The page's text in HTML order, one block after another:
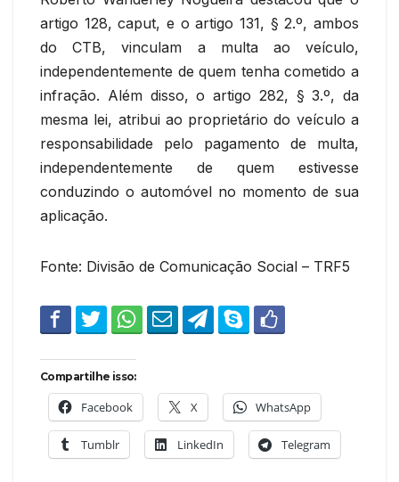
artigo 128, caput, e o artigo 131, § 2.º, ambos
do CTB, vinculam a multa ao veículo,
independentemente de quem tenha cometido a
infração. Além disso, o artigo 282, § 3.º, da
mesma lei, atribui ao proprietário do veículo a
responsabilidade pelo pagamento de multa,
independentemente de quem estivesse
conduzindo o automóvel no momento de sua
aplicação.
Fonte: Divisão de Comunicação Social – TRF5
Compartilhe isso:
Facebook X WhatsApp
Tumblr LinkedIn Telegram